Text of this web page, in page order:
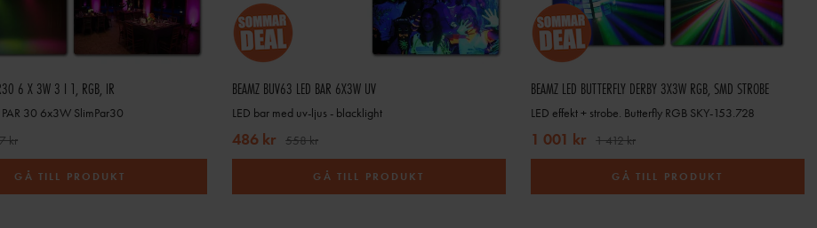
VILKA DISCOLAMPOR PASSAR BÄST FÖR DJ?
ofta kompletta ljuspaket eller kompakta LED-effekter som är lätta att transportera och snabba att montera.
6 X 3W 3 I 1, RGB, IR
PAR 30 6x3W SlimPar30
kr
GÅ TILL PRODUKT
BEAMZ BUV63 LED BAR 6X3W UV
LED bar med uv-ljus - blacklight
486 kr 558 kr
GÅ TILL PRODUKT
BEAMZ LED BUTTERFLY DERBY 3X3W RGB, SMD STROBE
LED effekt + strobe. Butterfly RGB SKY-153.728
1 001 kr 1 412 kr
GÅ TILL PRODUKT